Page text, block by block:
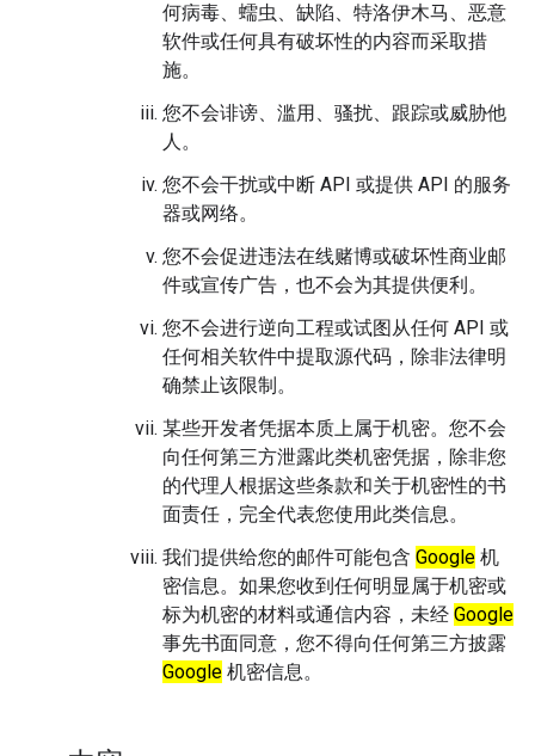
何病毒、蠕虫、缺陷、特洛伊木马、恶意
软件或任何具有破坏性的内容而采取措
施。
您不会诽谤、滥用、骚扰、跟踪或威胁他
人。
您不会干扰或中断 API 或提供 API 的服务
器或网络。
您不会促进违法在线赌博或破坏性商业邮
件或宣传广告，也不会为其提供便利。
您不会进行逆向工程或试图从任何 API 或
任何相关软件中提取源代码，除非法律明
确禁止该限制。
某些开发者凭据本质上属于机密。您不会
向任何第三方泄露此类机密凭据，除非您
的代理人根据这些条款和关于机密性的书
面责任，完全代表您使用此类信息。
我们提供给您的邮件可能包含 Google 机
密信息。如果您收到任何明显属于机密或
标为机密的材料或通信内容，未经 Google
事先书面同意，您不得向任何第三方披露
Google 机密信息。